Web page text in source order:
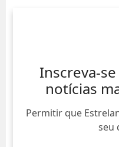
Inscreva-
notícias
Permitir que
seu